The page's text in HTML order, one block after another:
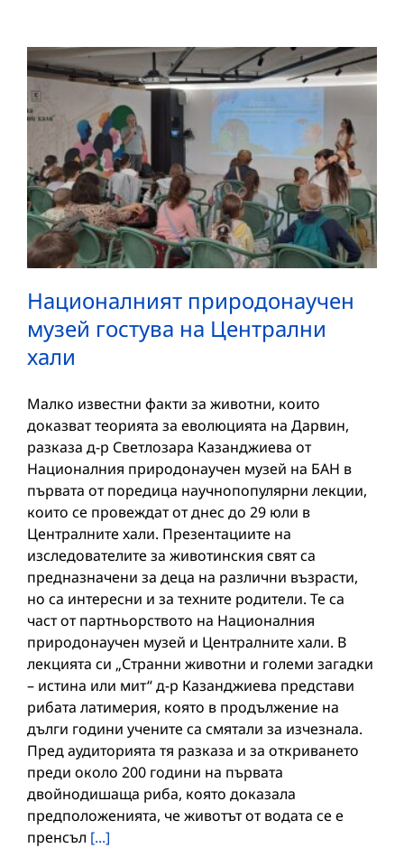
Националният природонаучен
музей гостува на Централни
хали
Малко известни факти за животни, които
доказват теорията за еволюцията на Дарвин,
разказа д-р Светлозара Казанджиева от
Националния природонаучен музей на БАН в
първата от поредица научнопопулярни лекции,
които се провеждат от днес до 29 юли в
Централните хали. Презентациите на
изследователите за животинския свят са
предназначени за деца на различни възрасти,
но са интересни и за техните родители. Те са
част от партньорството на Националния
природонаучен музей и Централните хали. В
лекцията си „Странни животни и големи загадки
– истина или мит“ д-р Казанджиева представи
рибата латимерия, която в продължение на
дълги години учените са смятали за изчезнала.
Пред аудиторията тя разказа и за откриването
преди около 200 години на първата
двойнодишаща риба, която доказала
предположенията, че животът от водата се е
пренсъл [...]